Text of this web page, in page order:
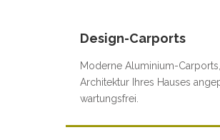
Design-Carports
Moderne Aluminium-
Architektur Ihres Hauses
wartungsfrei.